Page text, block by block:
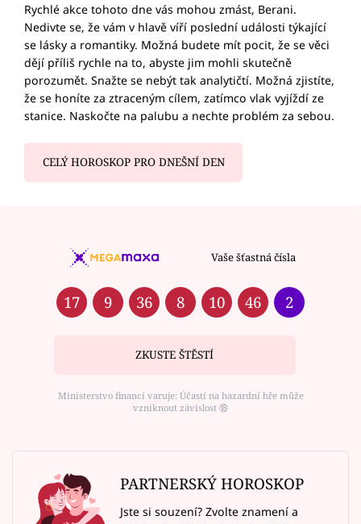
Rychlé akce tohoto dne vás mohou zmást, Berani.
Nedivte se, že vám v hlavě víří poslední události týkající
se lásky a romantiky. Možná budete mít pocit, že se věci
dějí příliš rychle na to, abyste jim mohli skutečně
porozumět. Snažte se nebýt tak analytičtí. Možná zjistíte,
že se honíte za ztraceným cílem, zatímco vlak vyjíždí ze
stanice. Naskočte na palubu a nechte problém za sebou.
CELÝ HOROSKOP PRO DNEŠNÍ DEN
Vaše šťastná čísla
17 9 36 8 10 46 2
ZKUSTE ŠTĚSTÍ
Ministerstvo financí varuje: Účastí na hazardní hře může
vzniknout závislost ⑱
PARTNERSKÝ HOROSKOP
Jste si souzení? Zvolte znamení a